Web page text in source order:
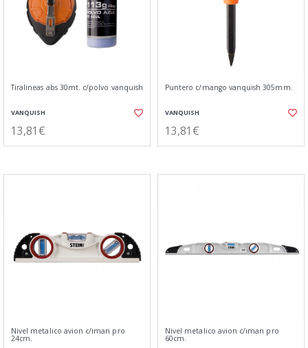
Tiralineas abs 30mt. c/polvo vanquish
VANQUISH
13,81€
Puntero c/mango vanquish 305mm.
VANQUISH
13,81€
Nivel metalico avion c/iman pro
24cm.
Nivel metalico avion c/iman pro
60cm.